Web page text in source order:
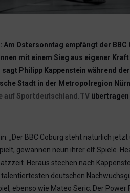
Ostersonntag empfängt der
mit einem Sieg aus eigener
Philipp Kappenstein während
Stadt in der Metropolregion
auf Sportdeutschland.TV
„Der BBC Coburg steht natürlich
gewannen neun ihrer elf Spiele.
Heraus stechen nach
deutschen
ebenso wie Mateo Seric. Der